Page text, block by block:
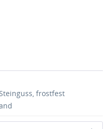
frostfest